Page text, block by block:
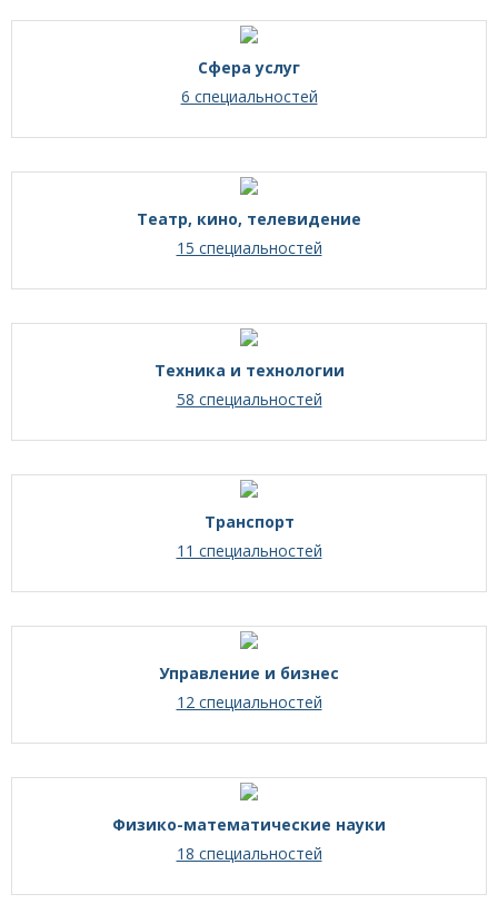
Сфера услуг
6 специальностей
Театр, кино, телевидение
15 специальностей
Техника и технологии
58 специальностей
Транспорт
11 специальностей
Управление и бизнес
12 специальностей
Физико-математические науки
18 специальностей